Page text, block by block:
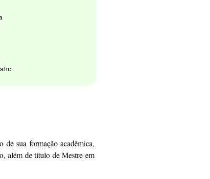
sua formação acadêmica,
além de título de Mestre em